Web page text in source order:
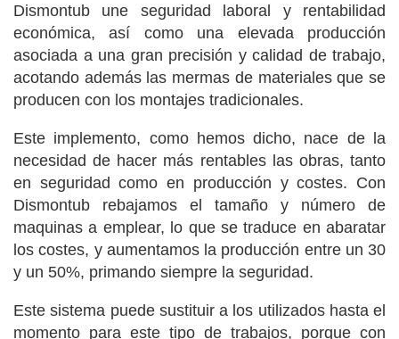
Dismontub une seguridad laboral y rentabilidad
económica, así como una elevada producción
asociada a una gran precisión y calidad de trabajo,
acotando además las mermas de materiales que se
producen con los montajes tradicionales.
Este implemento, como hemos dicho, nace de la
necesidad de hacer más rentables las obras, tanto
en seguridad como en producción y costes. Con
Dismontub rebajamos el tamaño y número de
maquinas a emplear, lo que se traduce en abaratar
los costes, y aumentamos la producción entre un 30
y un 50%, primando siempre la seguridad.
Este sistema puede sustituir a los utilizados hasta el
momento para este tipo de trabajos, porque con